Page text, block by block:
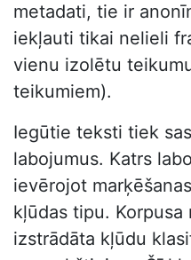
metadati, tie ir
iekļauti tikai nelieli
vienu izolētu
teikumiem).
Iegūtie teksti tiek
labojumus. Katrs
ievērojot
kļūdas tipu. Korpusa
izstrādāta kļūdu